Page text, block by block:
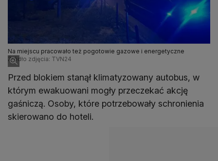
Na miejscu pracowało też pogotowie gazowe i energetyczne
Źródło zdjęcia: TVN24
Przed blokiem stanął klimatyzowany autobus, w
którym ewakuowani mogły przeczekać akcję
gaśniczą. Osoby, które potrzebowały schronienia
skierowano do hoteli.